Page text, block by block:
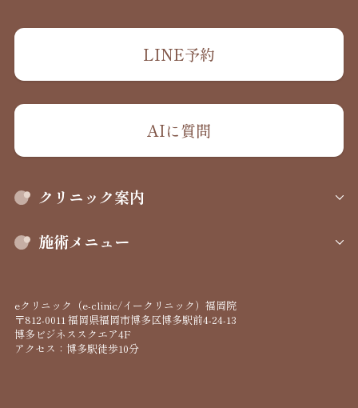
LINE予約
AIに質問
クリニック案内
施術メニュー
eクリニック（e-clinic/イークリニック）福岡院
〒812-0011 福岡県福岡市博多区博多駅前4-24-13
博多ビジネススクエア4F
アクセス：博多駅徒歩10分